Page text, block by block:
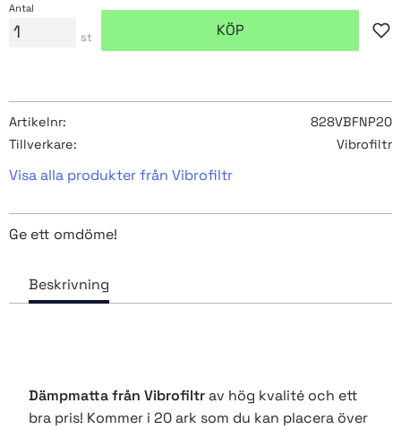
Antal
st KÖP
Artikelnr
828VBFNP20
Tillverkare
Vibrofiltr
Visa alla produkter från Vibrofiltr
Ge ett omdöme!
Dämpmatta från Vibrofiltrav hög kvalité och ett
bra pris! Kommer i 20 ark som du kan placera över